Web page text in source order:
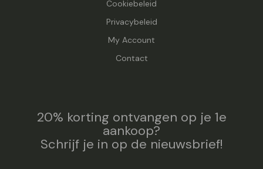
Cookiebeleid
Privacybeleid
My Account
Contact
20% korting ontvangen op je 1e
aankoop?
Schrijf je in op de nieuwsbrief!